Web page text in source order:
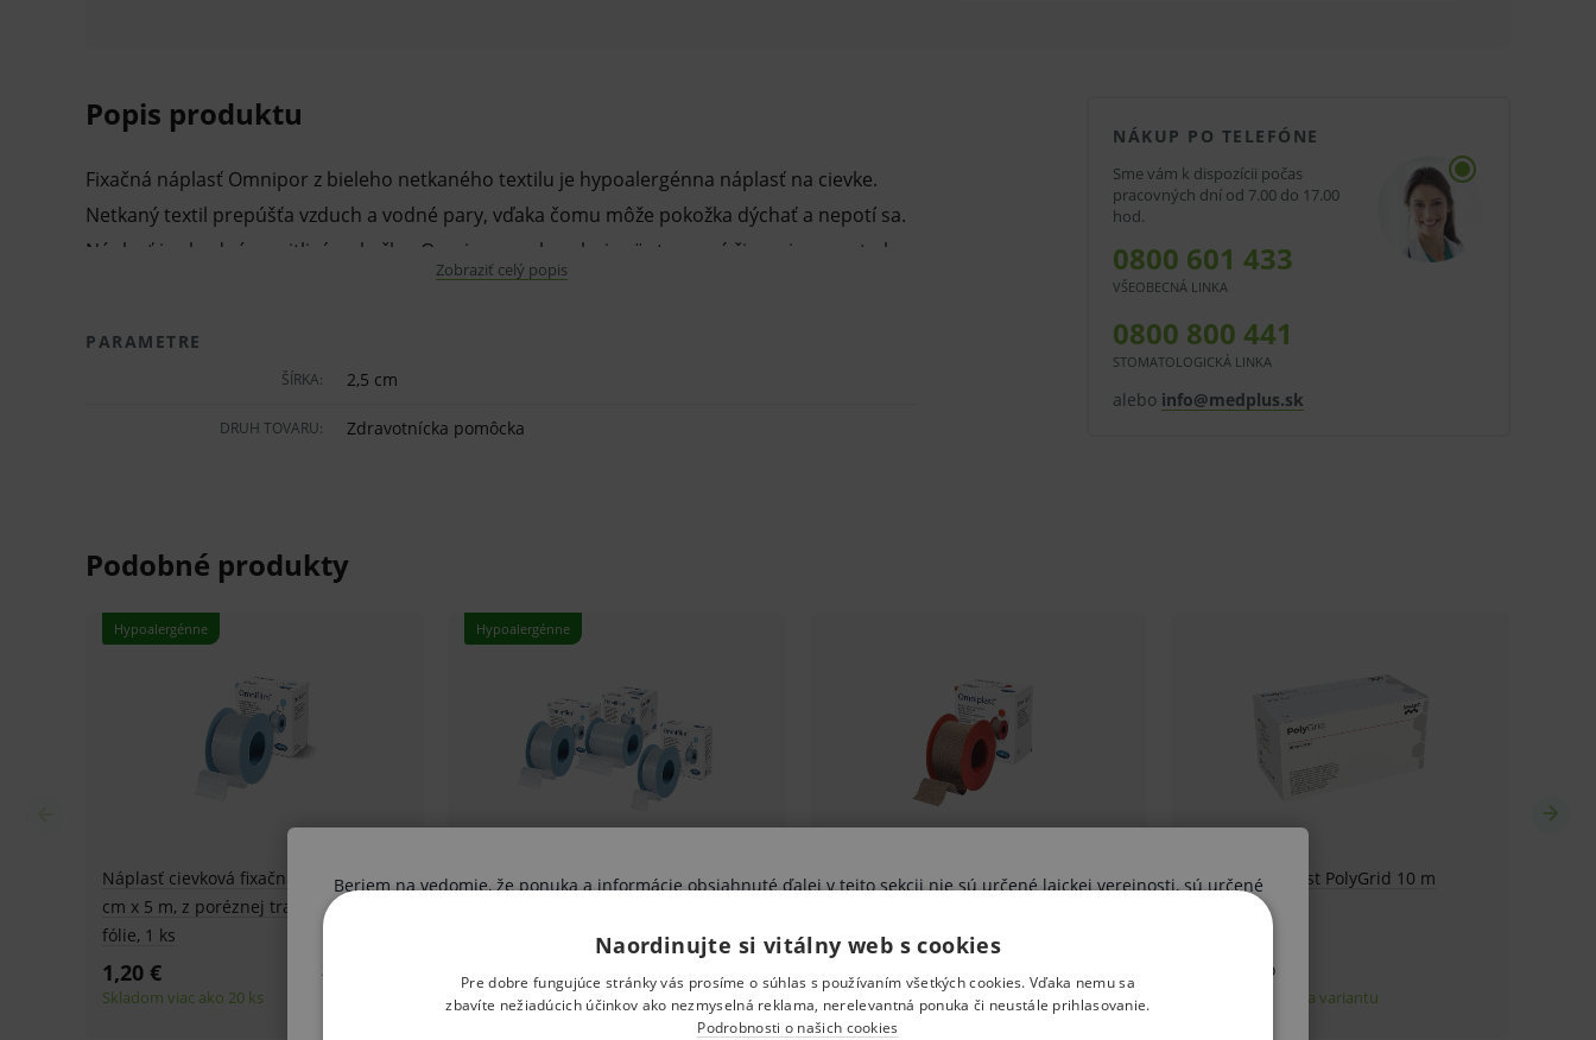
Popis produktu
Fixačná náplasť Omnipor z bieleho netkaného textilu je hypoalergénna náplasť na cievke.
Netkaný textil prepúšťa vzduch a vodné pary, vďaka čomu môže pokožka dýchať a nepotí sa.
Náplasť je vhodná na citlivú pokožku. Omnipor neabsorbuje röntgenové žiarenie, a preto ho
pred röntgenovým vyšetrením nie je nutné odstraňovať.
sond na citlivých častiach tela.
Netkaný textil.
Hypoalergénna.
Cievka.
Jednoduché odtrhnutie.
Priepustná pre vzduch a vodné pary.
Rôzne rozmery.
Dĺžka 5 m.
Oblasti použitia:
Na všestranné využitie v zdravotníctve a domácnostiach.
Zobraziť celý popis
PARAMETRE
ŠÍRKA: 2,5 cm
DRUH TOVARU: Zdravotnícka pomôcka
NÁKUP PO TELEFÓNE
Sme vám k dispozícii počas
pracovných dní od 7.00 do 17.00
hod.
0800 601 433
VŠEOBECNÁ LINKA
0800 800 441
STOMATOLOGICKÁ LINKA
alebo info@medplus.sk
Beriem na vedomie, že ponuka a informácie obsiahnuté ďalej v tejto sekcii nie sú určené laickej verejnosti, sú určené
Ak nie ste odborník, vystavujete sa riziku ohrozenia svojho zdravia, poprípade aj zdravia ďalších osôb. V prípade, že by
získané informácie boli Vami nesprávne pochopené, interpretované, či využité na stanovenie diagnózy alebo liečebného
postupu vo vzťahu k svojej osobe, či ďalším osobám. Pokiaľ Vaše vyhlásenie nie je pravdivé, upozorňujeme Vás, že sa
vystavujete uvedeným rizikám.
Naordinujte si vitálny web s cookies
Pre dobre fungujúce stránky vás prosíme o súhlas s používaním všetkých cookies. Vďaka nemu sa
zbavíte nežiadúcich účinkov ako nezmyselná reklama, nerelevantná ponuka či neustále prihlasovanie.
Podrobnosti o našich cookies